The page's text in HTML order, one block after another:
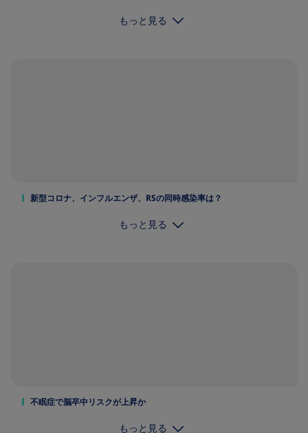
もっと見る
新型コロナ、インフルエンザ、RSの同時感染率は？
もっと見る
不眠症で脳卒中リスクが上昇か
もっと見る